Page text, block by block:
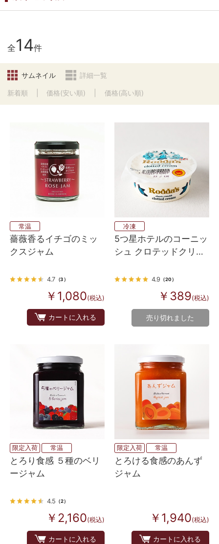
全14件
サムネイル 詳細一覧
新着順 価格(安い順) 価格(高い順)
常温
薔薇香るイチゴのミッ
クスジャム
4.7 （3）
￥1,080(税込)
カートに入れる
冷凍
5つ星ホテルのコーニッ
シュ クロテッドクリー
4.9 （20）
￥389(税込)
売り切れました
限定入荷 常温
とろり食感 ５種のベリ
ージャム
4.5 （2）
￥2,160(税込)
カートに入れる
限定入荷 常温
とろける食感のあんず
ジャム
￥1,940(税込)
カートに入れる